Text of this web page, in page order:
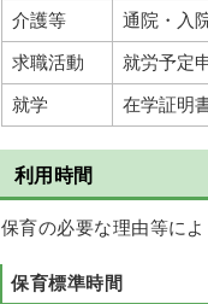
介護等 通院・入
求職活動 就労予定
就学 在学証明
利用時間
保育の必要な理由等に
保育標準時間